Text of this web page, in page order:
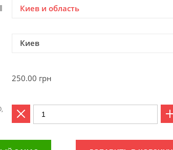
Киев и область
Киев
250.00 грн